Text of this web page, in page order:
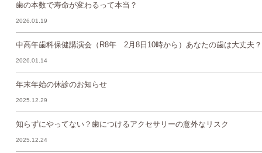
歯の本数で寿命が変わるって本当？
2026.01.19
中高年歯科保健講演会（R8年 2月8日10時から）あなたの歯は大丈夫？
2026.01.14
年末年始の休診のお知らせ
2025.12.29
知らずにやってない？歯につけるアクセサリーの意外なリスク
2025.12.24